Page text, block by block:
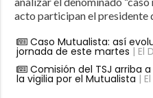
acto participan el presidente
Caso Mutualista: así
jornada de este martes | El
Comisión del TSJ arriba
la vigilia por el Mutualista |